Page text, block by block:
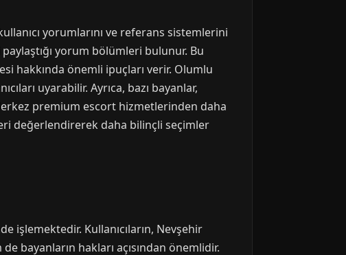
yorumlarını ve referans sistemlerini
yorum bölümleri bulunur. Bu
hakkında önemli ipuçları verir. Olumlu
uyarabilir. Ayrıca, bazı bayanlar,
premium escort hizmetlerinden daha
değerlendirerek daha bilinçli seçimler
işlemektedir. Kullanıcıların, Nevşehir
bayanların hakları açısından önemlidir.